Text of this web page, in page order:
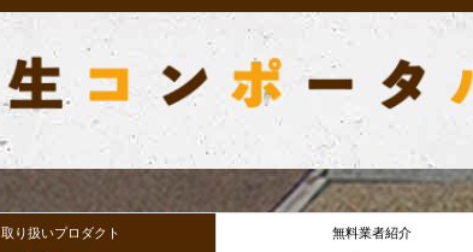
取り扱いプロダクト 無料業者紹介